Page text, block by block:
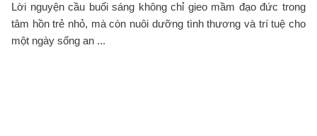
Lời nguyện cầu buổi sáng không chỉ gieo mầm đạo đức trong
tâm hồn trẻ nhỏ, mà còn nuôi dưỡng tình thương và trí tuệ cho
một ngày sống an ...